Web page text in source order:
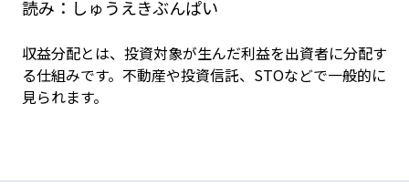
読み： しゅうえきぶんぱい
収益分配とは、投資対象が生んだ利益を出資者に分配す
る仕組みです。不動産や投資信託、STOなどで一般的に
見られます。